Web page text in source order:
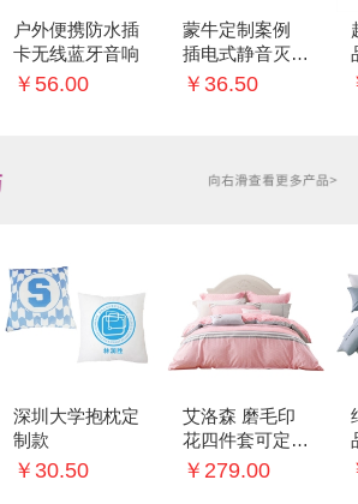
户外便携防水插
卡无线蓝牙音响
￥56.00
蒙牛定制案例
插电式静音灭蚊
灯家用室内灭蚊
￥36.50
深圳大学抱枕定
制款
￥30.50
艾洛森 磨毛印
花四件套可定制
logo
￥279.00